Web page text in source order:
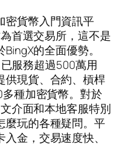
密貨幣入門資訊平
首選交易所，這不是
的全面優勢。
服務超過500萬用
供現貨、合約、槓桿
種加密貨幣。對於
介面和本地客服特別
麼玩的各種疑問。平
金，交易速度快、